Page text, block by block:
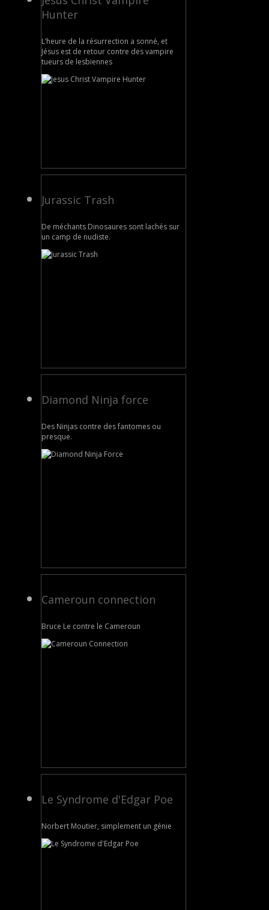
Hunter
L’heure de la résurrection a sonné, et
Jésus est de retour contre des vampire
tueurs de lesbiennes
Jurassic Trash
De méchants Dinosaures sont lachés sur
un camp de nudiste.
Diamond Ninja force
Des Ninjas contre des fantomes ou
presque.
Cameroun connection
Bruce Le contre le Cameroun
Le Syndrome d'Edgar Poe
Norbert Moutier, simplement un génie